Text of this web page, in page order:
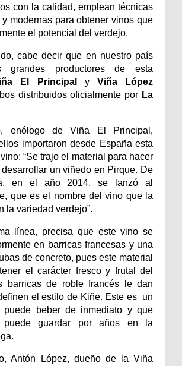
con la calidad, emplean técnicas
modernas para obtener vinos que
el potencial del verdejo.
cabe decir que en nuestro país
grandes productores de esta
El Principal y Viña López
distribuidos oficialmente por La
enólogo de Viña El Principal,
importaron desde España esta
“Se trajo el material para hacer
desarrollar un viñedo en Pirque. De
en el año 2014, se lanzó al
que es el nombre del vino que la
la variedad verdejo”.
línea, precisa que este vino se
en barricas francesas y una
de concreto, pues este material
el carácter fresco y frutal del
barricas de roble francés le dan
el estilo de Kiñe. Este es un
beber de inmediato y que
puede guardar por años en la
Antón López, dueño de la Viña